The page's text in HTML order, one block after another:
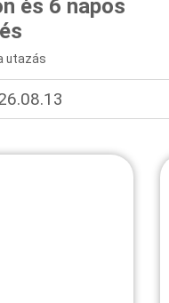
és 6 napos
utazás